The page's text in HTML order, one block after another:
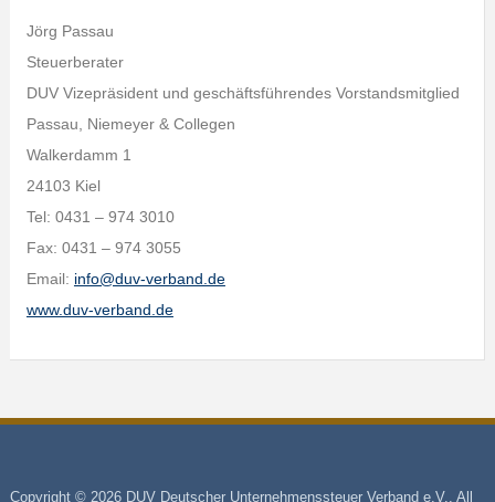
Jörg Passau
Steuerberater
DUV Vizepräsident und geschäftsführendes Vorstandsmitglied
Passau, Niemeyer & Collegen
Walkerdamm 1
24103 Kiel
Tel: 0431 – 974 3010
Fax: 0431 – 974 3055
Email: info@duv-verband.de
www.duv-verband.de
Copyright © 2026 DUV Deutscher Unternehmenssteuer Verband e.V.. All